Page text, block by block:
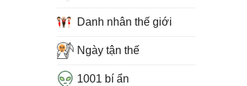
Danh nhân thế giới
Ngày tận thế
1001 bí ẩn